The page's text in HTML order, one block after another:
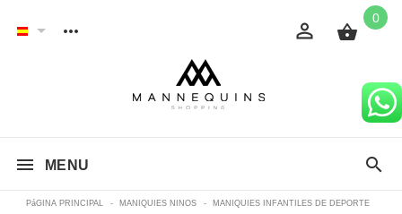
0
MENU
PáGINA PRINCIPAL - MANIQUIES NINOS - MANIQUIES INFANTILES DE DEPORTE